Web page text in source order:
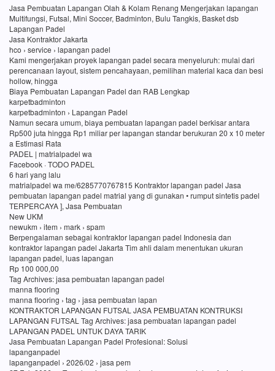
Jasa Pembuatan Lapangan Olah & Kolam Renang Mengerjakan lapangan
Multifungsi, Futsal, Mini Soccer, Badminton, Bulu Tangkis, Basket dsb
Lapangan Padel
Jasa Kontraktor Jakarta
hco › service › lapangan padel
Kami mengerjakan proyek lapangan padel secara menyeluruh: mulai dari
perencanaan layout, sistem pencahayaan, pemilihan material kaca dan besi
hollow, hingga
Biaya Pembuatan Lapangan Padel dan RAB Lengkap
karpetbadminton
karpetbadminton › Lapangan Padel
Namun secara umum, biaya pembuatan lapangan padel berkisar antara
Rp500 juta hingga Rp1 miliar per lapangan standar berukuran 20 x 10 meter
a Estimasi Rata
PADEL | matrialpadel wa
Facebook · TODO PADEL
6 hari yang lalu
matrialpadel wa me/6285770767815 Kontraktor lapangan padel Jasa
pembuatan lapangan padel matrial yang di gunakan • rumput sintetis padel
TERPERCAYA ], Jasa Pembuatan
New UKM
newukm › item › mark › spam
Berpengalaman sebagai kontraktor lapangan padel Indonesia dan
kontraktor lapangan padel Jakarta Tim ahli dalam menentukan ukuran
lapangan padel, luas lapangan
Rp 100 000,00
Tag Archives: jasa pembuatan lapangan padel
manna flooring
manna flooring › tag › jasa pembuatan lapan
KONTRAKTOR LAPANGAN FUTSAL JASA PEMBUATAN KONTRUKSI
LAPANGAN FUTSAL Tag Archives: jasa pembuatan lapangan padel
LAPANGAN PADEL UNTUK DAYA TARIK
Jasa Pembuatan Lapangan Padel Profesional: Solusi
lapanganpadel
lapanganpadel › 2026/02 › jasa pem